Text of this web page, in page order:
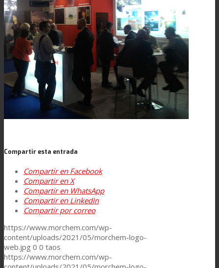
Certificaciones
Noticias
Contacto
Menú Menú
Compartir esta entrada
Compartir en Facebook
Compartir en X
Compartir en WhatsApp
Compartir en LinkedIn
Compartir por correo
https://www.morchem.com/wp-
content/uploads/2021/05/morchem-logo-
web.jpg 0 0 taos
https://www.morchem.com/wp-